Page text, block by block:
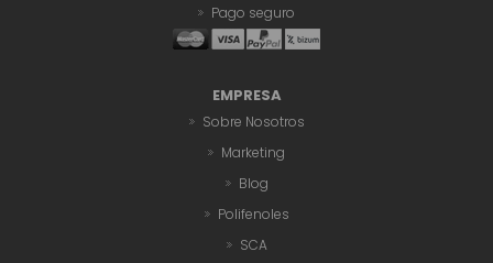
Pago seguro
EMPRESA
Sobre Nosotros
Marketing
Blog
Polifenoles
SCA